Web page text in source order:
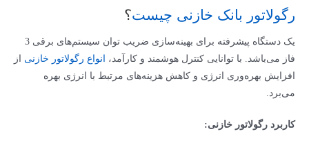
رگولاتور بانک خازنی چیست؟
یک دستگاه پیشرفته برای بهینه‌سازی ضریب توان سیستم‌های برقی 3
فاز می‌باشد. با توانایی کنترل هوشمند و کارآمد، انواع رگولاتور خازنی از
افزایش بهره‌وری انرژی و کاهش هزینه‌های مرتبط با انرژی بهره
می‌برد.
کاربرد رگولاتور خازنی: